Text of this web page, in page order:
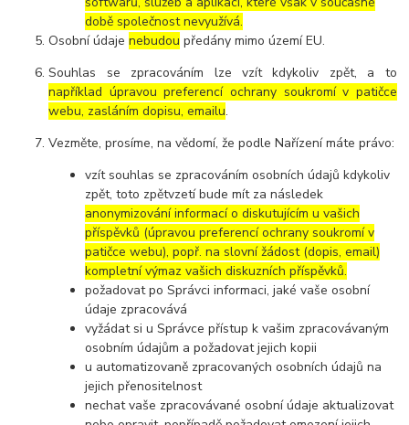
době společnost nevyužívá.
Osobní údajenebudou předány mimo území EU.
Souhlas se zpracováním lze vzít kdykoliv zpět, a to
například úpravou preferencí ochrany soukromí v patičce
webu, zasláním dopisu, emailu.
Vezměte, prosíme, na vědomí, že podle Nařízení máte právo:
vzít souhlas se zpracováním osobních údajů kdykoliv
zpět, toto zpětvzetí bude mít za následek
anonymizování informací o diskutujícím u vašich
příspěvků (úpravou preferencí ochrany soukromí v
patičce webu), popř. na slovní žádost (dopis, email)
kompletní výmaz vašich diskuzních příspěvků.
požadovat po Správci informaci, jaké vaše osobní
údaje zpracovává
vyžádat si u Správce přístup k vašim zpracovávaným
osobním údajům a požadovat jejich kopii
u automatizovaně zpracovaných osobních údajů na
jejich přenositelnost
nechat vaše zpracovávané osobní údaje aktualizovat